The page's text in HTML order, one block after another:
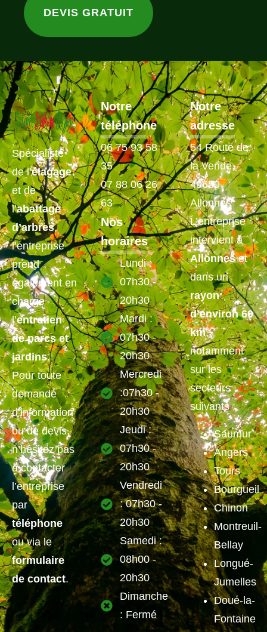
DEVIS GRATUIT
Spécialiste
de l’élagage
et de
l’abattage
d’arbres,
l’entreprise
prend
également en
charge
l’entretien
de parcs et
jardins.
Pour toute
demande
d’information
ou de devis,
n’hésitez pas
à contacter
l’entreprise
par
téléphone
ou via le
formulaire
de contact.
Notre
téléphone
06 75 93 58
35
07 88 06 26
63
Nos
horaires
Lundi :
07h30 -
20h30
Mardi :
07h30 -
20h30
Mercredi
:07h30 -
20h30
Jeudi :
07h30 -
20h30
Vendredi
: 07h30 -
20h30
Samedi :
08h00 -
20h30
Dimanche
: Fermé
Notre
adresse
54 Route de
la Vende,
49650
Allonnes
L’entreprise
intervient à
Allonneset
dans un
rayon
d’environ 60
km,
notamment
sur les
secteurs
suivants :
Saumur
Angers
Tours
Bourgueil
Chinon
Montreuil-
Bellay
Longué-
Jumelles
Doué-la-
Fontaine